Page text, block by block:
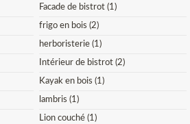
Facade de bistrot (1)
frigo en bois (2)
herboristerie (1)
Intérieur de bistrot (2)
Kayak en bois (1)
lambris (1)
Lion couché (1)